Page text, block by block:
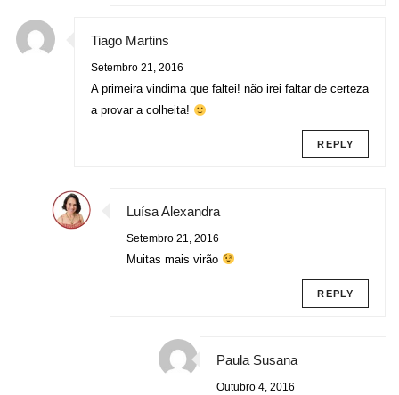
Tiago Martins
Setembro 21, 2016
A primeira vindima que faltei! não irei faltar de certeza
a provar a colheita!
REPLY
Luísa Alexandra
Setembro 21, 2016
Muitas mais virão
REPLY
Paula Susana
Outubro 4, 2016